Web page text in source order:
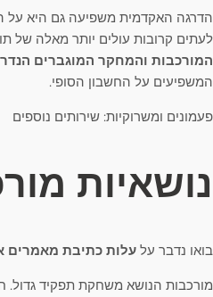
הדרגה האקדמית משפיעה גם היא על
לעתים קרובות עולים יותר מאלה של
המורכבות והמחקר המוגברים
המשפיעים על החשבון הסופי.
פעמונים ומשרוקיות: שירותים נוספים
נושאיות
בואו נדבר על עלות כתיבת מאמרים
מורכבות הנושא משחקת תפקיד גדול.